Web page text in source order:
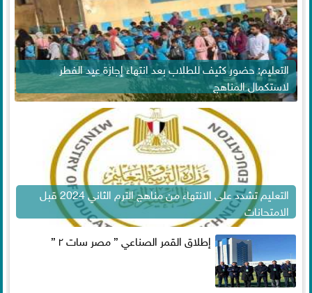
التعليم: حضور كثيف للطلاب بعد انتهاء إجازة عيد الفطر
لاستكمال المناهج
التعليم تشدد على الانتهاء من مناهج الترم الثاني 2024 قبل
الامتحانات
إطلاق القمر الصناعي ” مصر سات ٢ ”